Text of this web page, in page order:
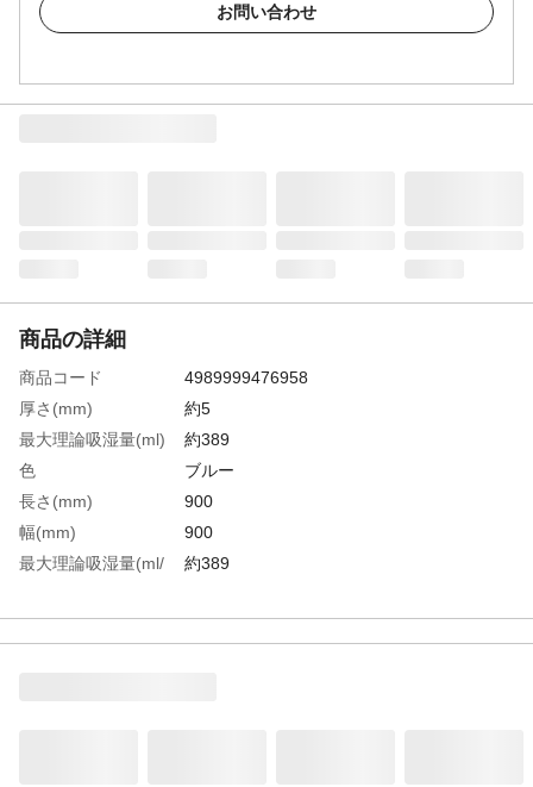
お問い合わせ
商品の詳細
商品コード
4989999476958
厚さ(mm)
約5
最大理論吸湿量(ml)
約389
色
ブルー
長さ(mm)
900
幅(mm)
900
最大理論吸湿量(ml/
約389
生産国
中国
重さ
850.000G